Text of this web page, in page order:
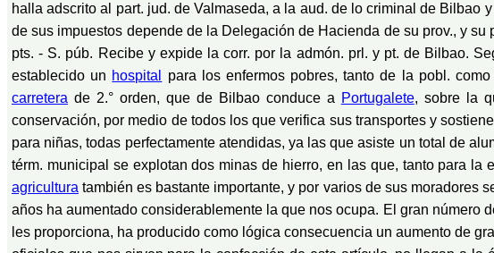
halla adscrito al part. jud. de Valmaseda, a la aud. de lo criminal de Bilbao
de sus impuestos depende de la Delegación de Hacienda de su prov., y
pts. - S. púb. Recibe y expide la corr. por la admón. prl. y pt. de Bilbao.
establecido un hospital
para los enfermos pobres, tanto de la pobl.
carretera de 2.° orden, que de Bilbao conduce a Portugalete, sobre la
conservación, por medio de todos los que verifica sus transportes y
para niñas, todas perfectamente atendidas, ya las que asiste un total de
térm. municipal se explotan dos minas de hierro, en las que, tanto para
agricultura también es bastante importante, y por varios de sus moradores
años ha aumentado considerablemente la que nos ocupa. El gran número
les proporciona, ha producido como lógica consecuencia un aumento de